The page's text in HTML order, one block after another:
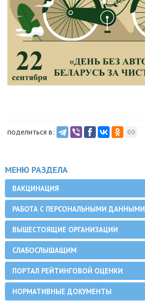
поделиться в:
МЕНЮ РАЗДЕЛА
ВАКЦИНАЦИЯ
РАБОТА С ПЕРСОНАЛЬНЫМИ ДАННЫМИ
ВЫШЕСТОЯЩИЕ ОРГАНИЗАЦИИ
СЛАБОСЛЫШАЩИМ
ПОРТАЛ РЕЙТИНГОВОЙ ОЦЕНКИ
НОРМАТИВНЫЕ ДОКУМЕНТЫ